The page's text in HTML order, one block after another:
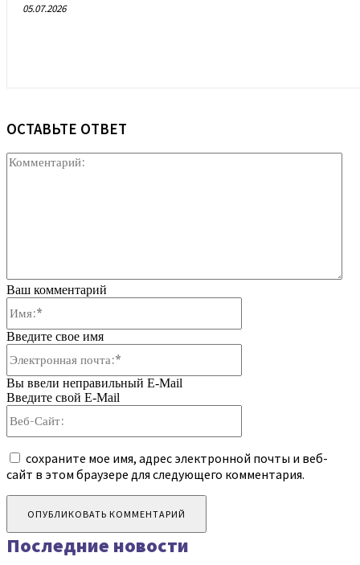
05.07.2026
ОСТАВЬТЕ ОТВЕТ
Ваш комментарий
Введите свое имя
Вы ввели неправильный E-Mail
Введите свой E-Mail
сохраните мое имя, адрес электронной почты и веб-
сайт в этом браузере для следующего комментария.
Последние новости